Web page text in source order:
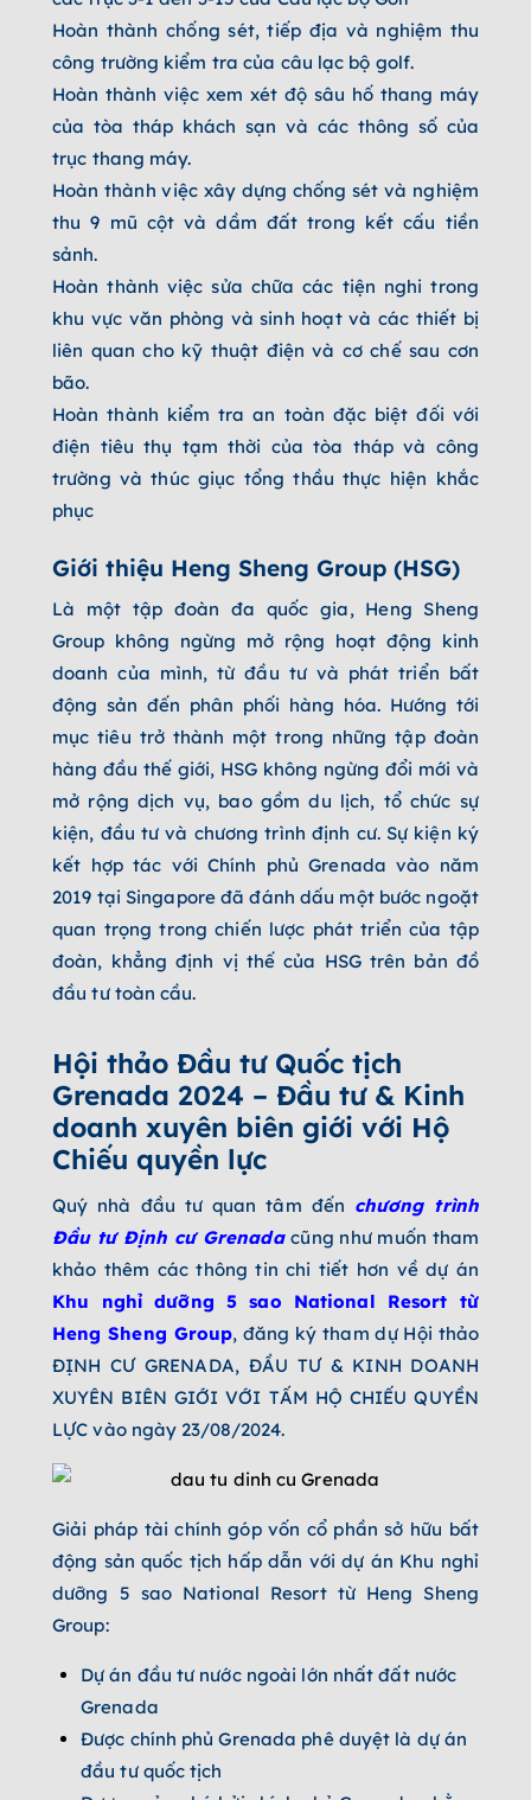
Hoàn thành chống sét, tiếp địa và nghiệm thu
công trường kiểm tra của câu lạc bộ golf.
Hoàn thành việc xem xét độ sâu hố thang máy
của tòa tháp khách sạn và các thông số của
trục thang máy.
Hoàn thành việc xây dựng chống sét và nghiệm
thu 9 mũ cột và dầm đất trong kết cấu tiền
sảnh.
Hoàn thành việc sửa chữa các tiện nghi trong
khu vực văn phòng và sinh hoạt và các thiết bị
liên quan cho kỹ thuật điện và cơ chế sau cơn
bão.
Hoàn thành kiểm tra an toàn đặc biệt đối với
điện tiêu thụ tạm thời của tòa tháp và công
trường và thúc giục tổng thầu thực hiện khắc
phục
Giới thiệu Heng Sheng Group (HSG)
Là một tập đoàn đa quốc gia, Heng Sheng
Group không ngừng mở rộng hoạt động kinh
doanh của mình, từ đầu tư và phát triển bất
động sản đến phân phối hàng hóa. Hướng tới
mục tiêu trở thành một trong những tập đoàn
hàng đầu thế giới, HSG không ngừng đổi mới và
mở rộng dịch vụ, bao gồm du lịch, tổ chức sự
kiện, đầu tư và chương trình định cư. Sự kiện ký
kết hợp tác với Chính phủ Grenada vào năm
2019 tại Singapore đã đánh dấu một bước ngoặt
quan trọng trong chiến lược phát triển của tập
đoàn, khẳng định vị thế của HSG trên bản đồ
đầu tư toàn cầu.
Hội thảo Đầu tư Quốc tịch
Grenada 2024 – Đầu tư & Kinh
doanh xuyên biên giới với Hộ
Chiếu quyền lực
Quý nhà đầu tư quan tâm đến chương trình
Đầu tư Định cư Grenadacũng như muốn tham
khảo thêm các thông tin chi tiết hơn về dự án
Khu nghỉ dưỡng 5 sao National Resort từ
Heng Sheng Group, đăng ký tham dự Hội thảo
ĐỊNH CƯ GRENADA, ĐẦU TƯ & KINH DOANH
XUYÊN BIÊN GIỚI VỚI TẤM HỘ CHIẾU QUYỀN
LỰC vào ngày 23/08/2024.
Giải pháp tài chính góp vốn cổ phần sở hữu bất
động sản quốc tịch hấp dẫn với dự án Khu nghỉ
dưỡng 5 sao National Resort từ Heng Sheng
Group:
Dự án đầu tư nước ngoài lớn nhất đất nước
Grenada
Được chính phủ Grenada phê duyệt là dự án
đầu tư quốc tịch